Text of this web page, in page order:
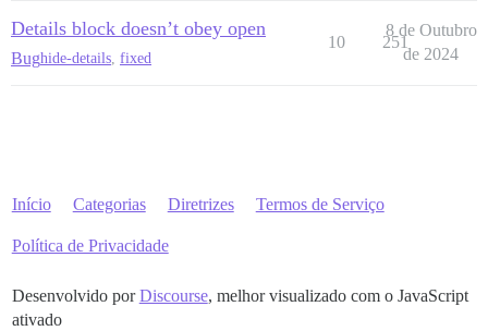
Details block doesn’t obey open
Bughide-details, fixed
10 251
8 de Outubro
de 2024
Início Categorias Diretrizes Termos de Serviço
Política de Privacidade
Desenvolvido porDiscourse, melhor visualizado com o JavaScript
ativado